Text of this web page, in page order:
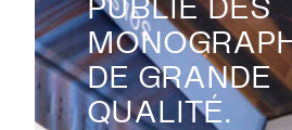
DE GRANDE
QUALITÉ.